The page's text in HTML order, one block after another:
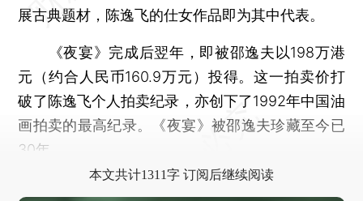
展古典题材，陈逸飞的仕女作品即为其中代表。
《夜宴》完成后翌年，即被邵逸夫以198万港
元（约合人民币160.9万元）投得。这一拍卖价打
破了陈逸飞个人拍卖纪录，亦创下了1992年中国油
画拍卖的最高纪录。《夜宴》被邵逸夫珍藏至今已
30年。
本文共计1311字 订阅后继续阅读